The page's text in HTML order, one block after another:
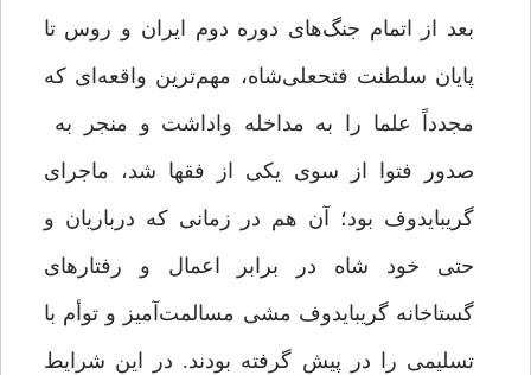
بعد از اتمام جنگ‌های دوره دوم ایران و روس تا
پایان سلطنت فتحعلی‌شاه، مهم‌ترین واقعه‌ای که
مجدداً علما را به مداخله واداشت و منجر به
صدور فتوا از سوی یکی از فقها شد، ‌ماجرای
گریبایدوف بود؛ آن هم در زمانی که درباریان و
حتی خود شاه در برابر اعمال و رفتارهای
گستاخانه گریبایدوف مشی مسالمت‌آمیز و توأم با
تسلیمی را در پیش گرفته بودند. در این شرایط